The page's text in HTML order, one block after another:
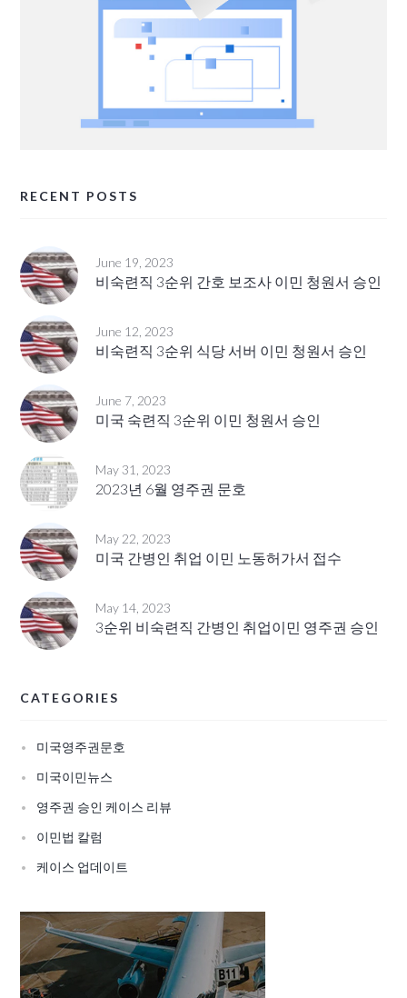
RECENT POSTS
June 19, 2023
비숙련직 3순위 간호 보조사 이민 청원서 승인
June 12, 2023
비숙련직 3순위 식당 서버 이민 청원서 승인
June 7, 2023
미국 숙련직 3순위 이민 청원서 승인
May 31, 2023
2023년 6월 영주권 문호
May 22, 2023
미국 간병인 취업 이민 노동허가서 접수
May 14, 2023
3순위 비숙련직 간병인 취업이민 영주권 승인
CATEGORIES
미국영주권문호
미국이민뉴스
영주권 승인 케이스 리뷰
이민법 칼럼
케이스 업데이트